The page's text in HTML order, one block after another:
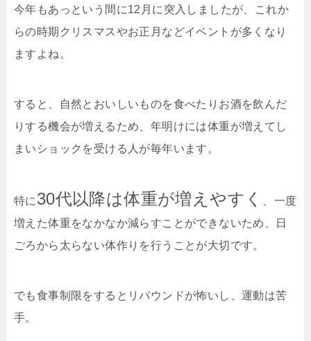
今年もあっという間に12月に突入しましたが、これか
らの時期クリスマスやお正月などイベントが多くなり
ますよね。
すると、自然とおいしいものを食べたりお酒を飲んだ
りする機会が増えるため、年明けには体重が増えてし
まいショックを受ける人が毎年います。
特に 30代以降は体重が増えやすく
、一度
増えた体重をなかなか減らすことができないため、日
ごろから太らない体作りを行うことが大切です。
でも食事制限をするとリバウンドが怖いし、運動は苦
手。